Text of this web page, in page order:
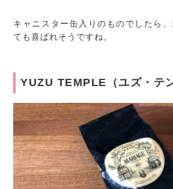
キャニスター缶入りのものでしたら、
ても喜ばれそうですね。
YUZU TEMPLE（ユズ・テ